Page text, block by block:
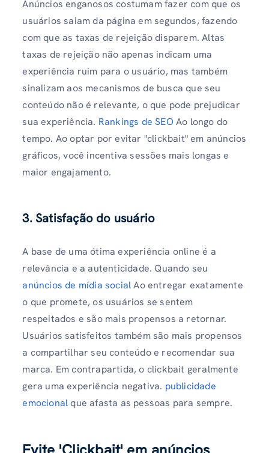
Anúncios enganosos costumam fazer com que os
usuários saiam da página em segundos, fazendo
com que as taxas de rejeição disparem. Altas
taxas de rejeição não apenas indicam uma
experiência ruim para o usuário, mas também
sinalizam aos mecanismos de busca que seu
conteúdo não é relevante, o que pode prejudicar
sua experiência. Rankings de SEOAo longo do
tempo. Ao optar por evitar "clickbait" em anúncios
gráficos, você incentiva sessões mais longas e
maior engajamento.
3.Satisfação do usuário
A base de uma ótima experiência online é a
relevância e a autenticidade. Quando seu
anúncios de mídia socialAo entregar exatamente
o que promete, os usuários se sentem
respeitados e são mais propensos a retornar.
Usuários satisfeitos também são mais propensos
a compartilhar seu conteúdo e recomendar sua
marca. Em contrapartida, o clickbait geralmente
gera uma experiência negativa. publicidade
emocionalque afasta as pessoas para sempre.